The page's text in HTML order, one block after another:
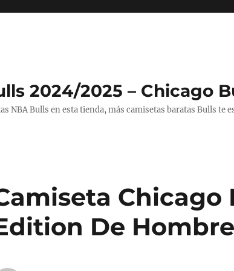
2024/2025 – Chicago
NBA Bulls en esta tienda, más camisetas baratas Bulls te
De Hombre